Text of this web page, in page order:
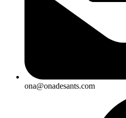
ona@onadesants.com